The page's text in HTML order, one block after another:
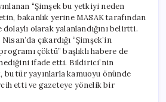
“Şimşek bu yetkiyi neden
bakanlık yerine MASAK tarafından
dolaylı olarak yalanlandığını belirtti.
çıkardığı “Şimşek’in
çöktü” başlıklı habere de
ifade etti. Bildirici’nin
bu tür yayınlarla kamuoyu önünde
etti ve gazeteye yönelik bir